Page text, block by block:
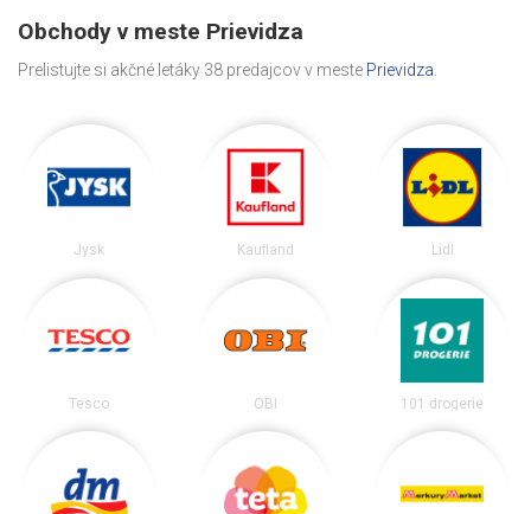
Obchody v meste Prievidza
Prelistujte si akčné letáky 38 predajcov v meste Prievidza.
Jysk Kaufland Lidl
Tesco OBI 101 drogerie